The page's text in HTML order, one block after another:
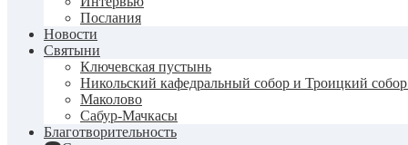
Послания
Новости
Святыни
Ключевская пустынь
Никольский кафедральный собор и Троицкий собор
Маколово
Сабур-Мачкасы
Благотворительность